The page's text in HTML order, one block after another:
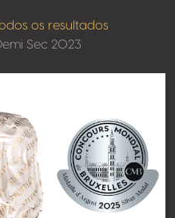
os resultados
Sec 2023